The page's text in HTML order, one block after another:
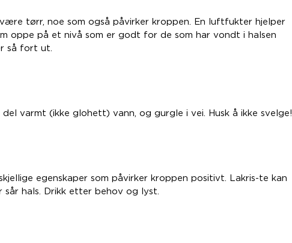
tørr, noe som også påvirker kroppen. En luftfukter hjelper
oppe på et nivå som er godt for de som har vondt i halsen
så fort ut.
varmt (ikke glohett) vann, og gurgle i vei. Husk å ikke svelge!
egenskaper som påvirker kroppen positivt. Lakris-te kan
hals. Drikk etter behov og lyst.